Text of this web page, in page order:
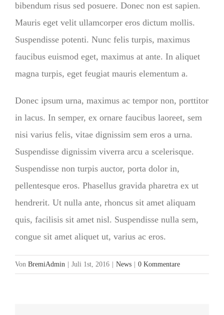
bibendum risus sed posuere. Donec non est sapien.
Mauris eget velit ullamcorper eros dictum mollis.
Suspendisse potenti. Nunc felis turpis, maximus
faucibus euismod eget, maximus at ante. In aliquet
magna turpis, eget feugiat mauris elementum a.
Donec ipsum urna, maximus ac tempor non, porttitor
in lacus. In semper, ex ornare faucibus laoreet, sem
nisi varius felis, vitae dignissim sem eros a urna.
Suspendisse dignissim viverra arcu a scelerisque.
Suspendisse non turpis auctor, porta dolor in,
pellentesque eros. Phasellus gravida pharetra ex ut
hendrerit. Ut nulla ante, rhoncus sit amet aliquam
quis, facilisis sit amet nisl. Suspendisse nulla sem,
congue sit amet aliquet ut, varius ac eros.
Von BremiAdmin Juli 1st, 2016 News 0 Kommentare